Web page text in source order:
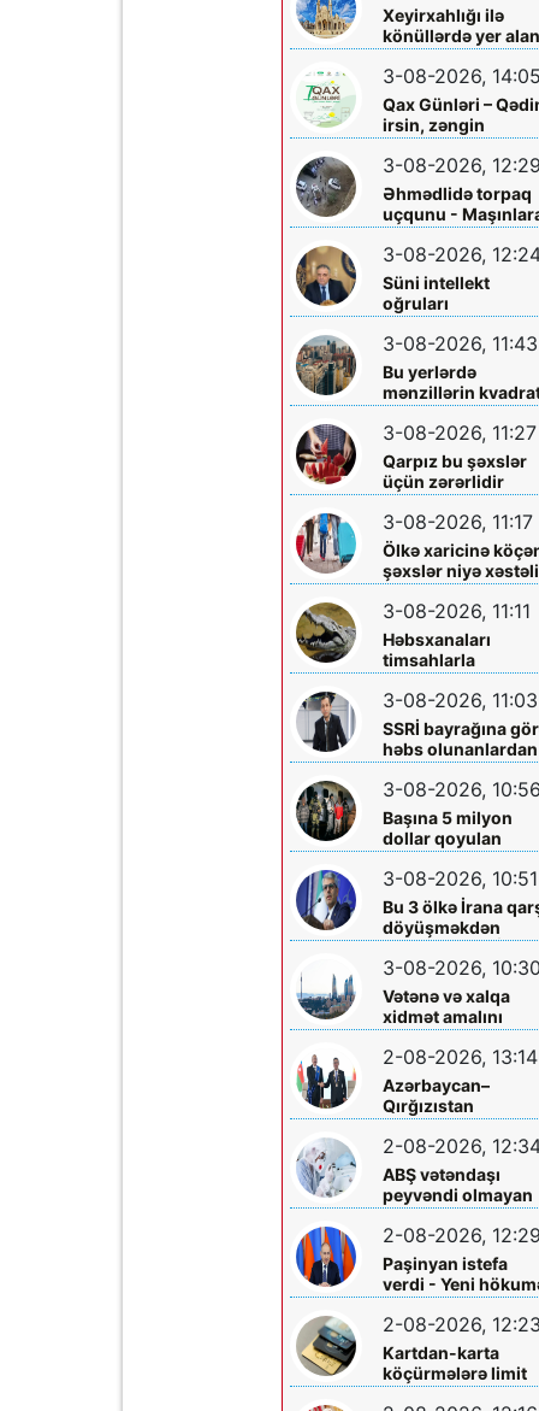
Xeyirxahlığı ilə
könüllərdə yer alan
Heydər müəllimə
şəfa diləyirik
3-08-2026, 14:05
Qax Günləri –
irsin, zəngin
mədəniyyətin və
müasir inkişafın
bayramı
3-08-2026, 12:29
Əhmədlidə torpaq
uçqunu -
zərər dəydi
3-08-2026,
Süni intellekt
oğruları
3-08-2026, 11:43
Bu yerlərdə
mənzillərin
7 min oldu
3-08-2026, 11:27
Qarpız bu şəxslər
üçün zərərlidir
3-08-2026, 11:17
Ölkə xaricinə
şəxslər niyə
tapırlar?
3-08-2026, 11:11
Həbsxanaları
timsahlarla
mühafizə etmək
planı - Qalmaqal
yaratdı
3-08-2026, 11:03
SSRİ bayrağına
həbs olunanlardan
biri Elçin Bayramlı
imiş
3-08-2026, 10:56
Başına 5 milyon
dollar qoyulan
“Ponço” belə həbs
edildi
3-08-2026, 10:51
Bu 3 ölkə İrana
döyüşməkdən
imtina etdi - XİN
rəsmisi açıqladı
3-08-2026, 10:30
Vətənə və xalqa
xidmət amalını
yaşadan iş adamı –
Üzeyir İsmayılov
2-08-2026, 13:14
Azərbaycan–
Qırğızıstan
münasibətləri Orta
Dəhlizin inkişafına
təkan verir
2-08-2026,
ABŞ vətəndaşı
peyvəndi olmayan
nadir virusa
2-08-2026, 12:29
Paşinyan istefa
verdi - Yeni
formalaşdırılır
2-08-2026, 12:23
Kartdan-karta
köçürmələrə limit
qoyuldu